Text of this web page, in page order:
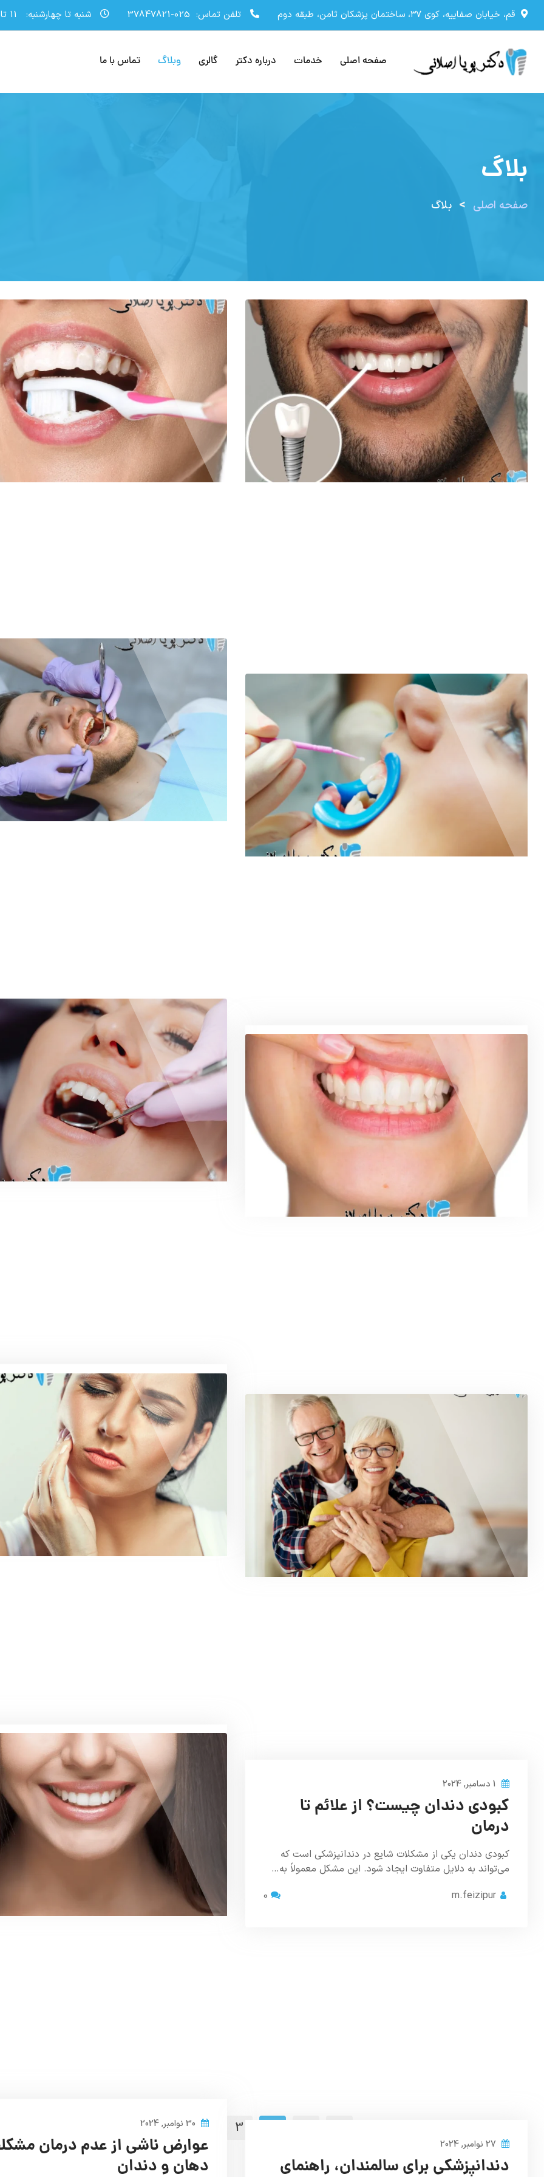
پرش
محتوا
قم، خیابان صفاییه، کوی ۳۷، ساختمان پزشكان ثامن، طبقه دوم تلفن تماس: 025-37847821 شنبه تا چهارشنبه:
صفحه اصلی خدمات درباره دکتر گالری وبلاگ تماس با ما
بلاگ
صفحه اصلی > بلاگ
مشکلات ایمپلنت دندان برای بیماران
ایمپلنت دندان روشی محبوب در دندانپزشکی است که به هدف
جایگزینی دندان‌های از دست رفته استفاده می‌شود. این روش
m.feizipur
در چه شرایطی نباید مسواک
مسواک زدن یکی از کلیدی ترین عادات روزانه برای
دهان و دندان است. با این حال، در برخی…
m.feizipur
4 دسامبر, 2024
چرا معاینه منظم توسط
مهم است؟
دندان‌ها یکی از مهم‌ترین عضوهای بدن انسان
روز نقشی حیاتی در فرآیندهای مختلف زندگی ایفا
m.feizipur
دندانپزشکی پیشگیرانه، راه کاهش درد
دندانپزشکی پیشگیرانه به مجموعه‌ای از روش‌ها و متد ها اشاره
دارد که در جهت جلوگیری از بروز بیماری‌های دهان و…
m.feizipur
حساسیت به مواد دندانپزشکی:
علل و مدیریت
حساسیت به مواد دندانپزشکی یکی از مشکلات رایج
دندانپزشکی است که می‌تواند تأثیر قابل توجهی بر
درمان…
m.feizipur
کبودی دندان چیست؟ از علائم تا
درمان
کبودی دندان یکی از مشکلات شایع در دندانپزشکی است که
می‌تواند به دلایل متفاوت ایجاد شود. این مشکل معمولاً به…
m.feizipur
عوارض ناشی از عدم درمان
دهان و دندان
دندانپزشکی برای سالمندان، راهنمای
3
4
17